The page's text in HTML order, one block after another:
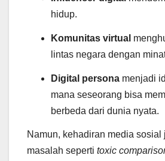
hidup.
Komunitas virtual
lintas negara dengan
Digital persona menjadi
mana seseorang bisa
berbeda dari dunia nyata.
Namun, kehadiran media sosial
masalah seperti toxic